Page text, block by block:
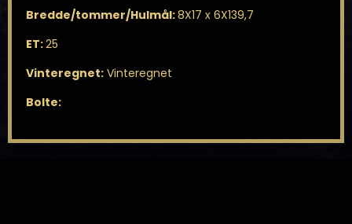
Bredde/tommer/Hulmål:8X17 x 6X139,7
ET:25
Vinteregnet:Vinteregnet
Bolte: